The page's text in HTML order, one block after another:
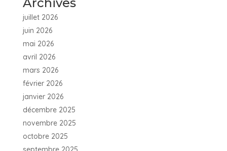
juillet 2026
juin 2026
mai 2026
avril 2026
mars 2026
février 2026
janvier 2026
décembre 2025
novembre 2025
octobre 2025